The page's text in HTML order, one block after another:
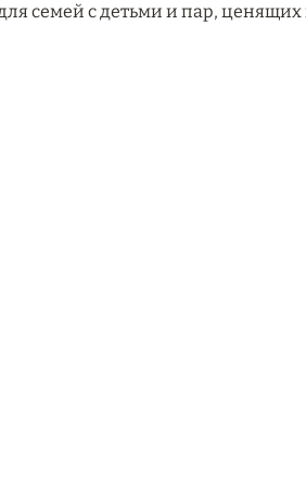
семей с детьми и пар,